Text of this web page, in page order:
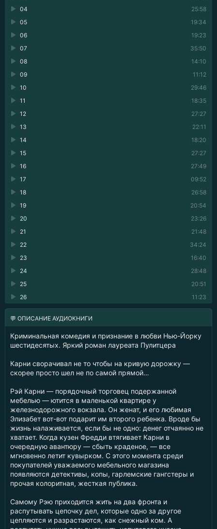
25:58
04
19:34
05
19:23
06
35:50
07
14:10
08
11:12
09
29:46
10
18:35
11
27:27
12
22:11
13
18:20
14
27:27
15
27:49
16
09:52
17
26:58
18
20:54
19
23:26
20
21:48
21
34:24
22
16:40
23
28:48
24
20:51
25
11:23
26
💬 ОПИСАНИЕ АУДИОКНИГИ
Криминальная комедия и признание в любви Нью-Йорку
шестидесятых. Яркий роман лауреата Пулитцера
Карни сворачивал не то чтобы на кривую дорожку —
скорее просто шел не по самой прямой…
Рэй Карни — порядочный торговец подержанной
мебелью — ютится в маленькой квартире у
железнодорожного вокзала. Он женат, и его любимая
Элизабет вот-вот подарит им второго ребенка. Вроде бы
жизнь налаживается, если бы не одно: денег отчаянно не
хватает. Когда кузен Фредди втягивает Карни в
очередную авантюру — сбыть краденое, — все
мгновенно летит кувырком. С этого момента среди
покупателей уважаемого мебельного магазина
появляются детективы, копы, гарлемские гангстеры и
прочая колоритная, жесткая публика.
Самому Рэю приходится жить на два фронта и
распутывать цепочку дел, которые одно за другое
цепляются и разрастаются, как снежный ком. А